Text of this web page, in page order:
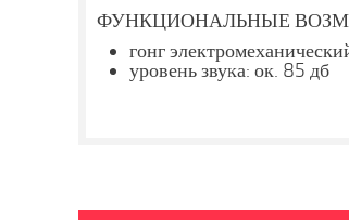
ФУНКЦИОНАЛЬНЫЕ
гонг
уровень звука: ок. 85 дб